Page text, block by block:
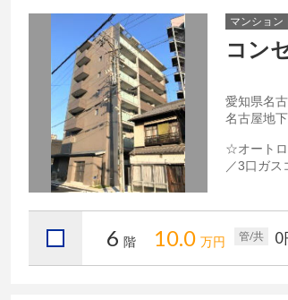
マンション
コン
愛知県名
名古屋地
☆オートロ
／3口ガス
6 階 10.0 万円 管/共 0